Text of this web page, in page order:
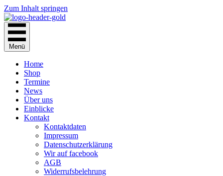
Zum Inhalt springen
Menü
Home
Shop
Termine
News
Über uns
Einblicke
Kontakt
Kontaktdaten
Impressum
Datenschutzerklärung
Wir auf facebook
AGB
Widerrufsbelehrung